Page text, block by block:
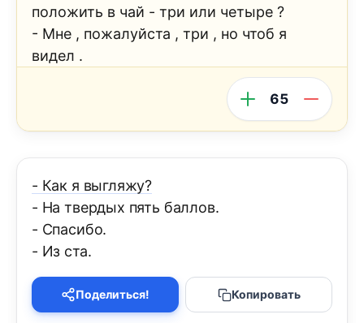
положить в чай - три или четыре ?
- Мне , пожалуйста , три , но чтоб я
видел .
65
- Как я выгляжу?
- На твердых пять баллов.
- Спасибо.
- Из ста.
Поделиться! Копировать